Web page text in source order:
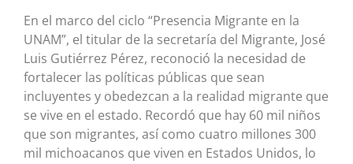
En el marco del ciclo “Presencia Migrante en la
UNAM”, el titular de la secretaría del Migrante, José
Luis Gutiérrez Pérez, reconoció la necesidad de
fortalecer las políticas públicas que sean
incluyentes y obedezcan a la realidad migrante que
se vive en el estado. Recordó que hay 60 mil niños
que son migrantes, así como cuatro millones 300
mil michoacanos que viven en Estados Unidos, lo